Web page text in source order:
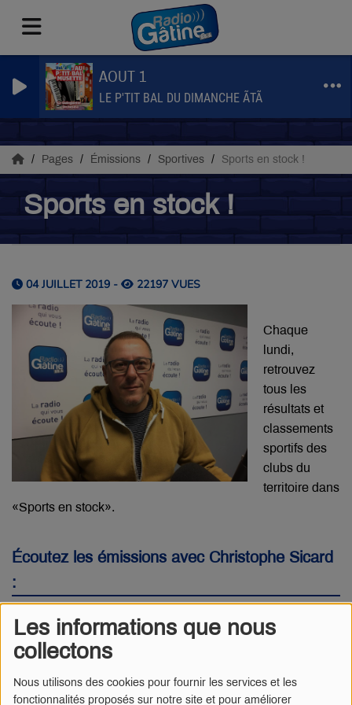
Les informations que nous
collectons
Nous utilisons des cookies pour fournir les services et les
fonctionnalités proposés sur notre site et pour améliorer
AOUT 1
LE P'TIT BAL DU DIMANCHE ÃTÃ
Pages Émissions Sportives Sports en stock !
Sports en stock !
04 JUILLET 2019 - 22197 VUES
Chaque
lundi,
retrouvez
tous les
résultats et
classements
sportifs des
clubs du
territoire dans
«Sports en stock».
Écoutez les émissions avec Christophe Sicard
: